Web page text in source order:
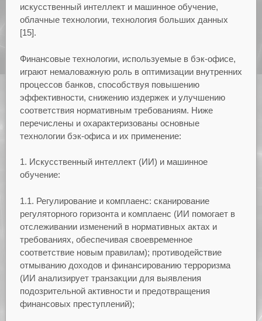
искусственный интеллект и машинное обучение,
облачные технологии, технология больших данных
[15].
Финансовые технологии, используемые в бэк-офисе,
играют немаловажную роль в оптимизации внутренних
процессов банков, способствуя повышению
эффективности, снижению издержек и улучшению
соответствия нормативным требованиям. Ниже
перечислены и охарактеризованы основные
технологии бэк-офиса и их применение:
1. Искусственный интеллект (ИИ) и машинное
обучение:
1.1. Регулирование и комплаенс: сканирование
регуляторного горизонта и комплаенс (ИИ помогает в
отслеживании изменений в нормативных актах и ​​
требованиях, обеспечивая своевременное
соответствие новым правилам); противодействие
отмыванию доходов и финансированию терроризма
(ИИ анализирует транзакции для выявления
подозрительной активности и предотвращения
финансовых преступлений);